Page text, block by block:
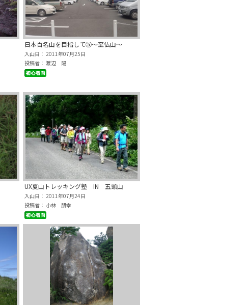
日本百名山を目指して➄～至仏山～
入山日： 2011年07月25日
投稿者： 渡辺 陽
UX夏山トレッキング塾 IN 五頭山
入山日： 2011年07月24日
投稿者： 小林 朋幸